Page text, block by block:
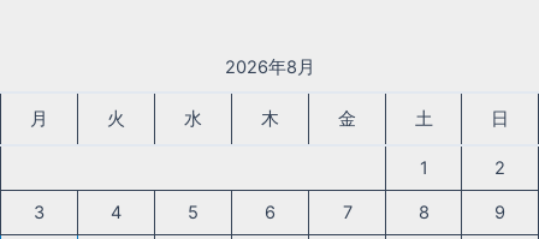
2026年8月
月 火 水 木 金 土 日
1 2
3 4 5 6 7 8 9